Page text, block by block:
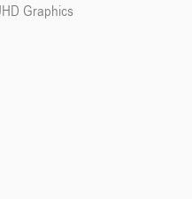
Graphics